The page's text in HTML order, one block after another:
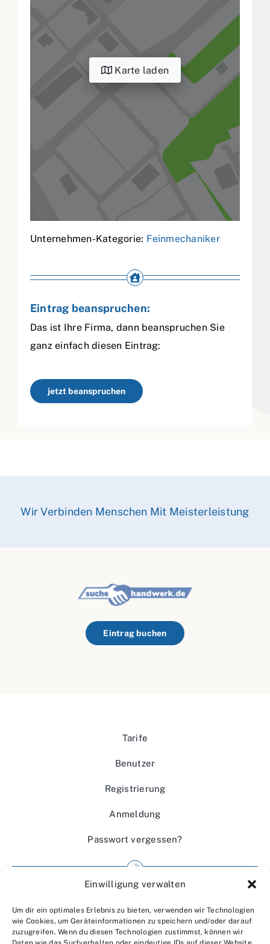
Einwilligung verwalten
Um dir ein optimales Erlebnis zu bieten, verwenden wir Technologien
wie Cookies, um Geräteinformationen zu speichern und/oder darauf
zuzugreifen. Wenn du diesen Technologien zustimmst, können wir
Karte laden
Unternehmen-Kategorie: Feinmechaniker
Eintrag beanspruchen:
Das ist Ihre Firma, dann beanspruchen Sie
ganz einfach diesen Eintrag:
jetzt beanspruchen
Wir Verbinden Menschen Mit Meisterleistung
Eintrag buchen
Tarife
Benutzer
Registrierung
Anmeldung
Passwort vergessen?
Wir über uns